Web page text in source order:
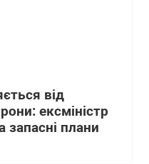
від
ексміністр
запасні плани